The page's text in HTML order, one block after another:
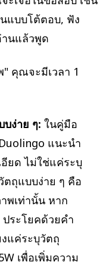
แบบโต้ตอบ, ฟัง
นแล้วพูด
" คุณจะมีเวลา 1
บง่าย ๆ: ในคู่มือ
แนะนำ
ยด ไม่ใช่แค่ระบุ
ถุแบบง่าย ๆ คือ
พเท่านั้น หาก
ระโยคด้วยคำ
แค่ระบุวัตถุ
เพื่อเพิ่มความ